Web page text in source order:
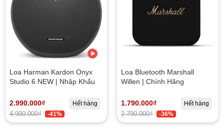
Loa Harman Kardon Onyx
Studio 6 NEW | Nhập Khẩu
2.990.000₫
4.990.000₫ -41%
Hết hàng
Loa Bluetooth Marshall
Willen | Chính Hãng
1.790.000₫
2.790.000₫ -36%
Hết hàng